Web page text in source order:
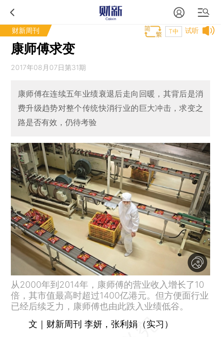
财新周刊 试听
T中
康师傅求变
2017年08月07日第31期
康师傅在连续五年业绩衰退后走向回暖，其背后是消
费升级趋势对整个传统快消行业的巨大冲击，求变之
路是否有效，仍待考验
从2000年到2014年，康师傅的营业收入增长了10
倍，其市值最高时超过1400亿港元。但方便面行业
已经后续乏力，康师傅也由此跌入业绩低谷。
文｜财新周刊 李妍，张利娟（实习）